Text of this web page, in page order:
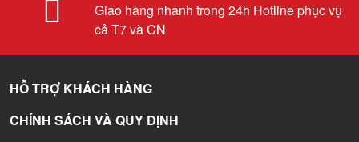
Giao hàng nhanh trong 24h Hotline phục vụ
cả T7 và CN
HỖ TRỢ KHÁCH HÀNG
CHÍNH SÁCH VÀ QUY ĐỊNH